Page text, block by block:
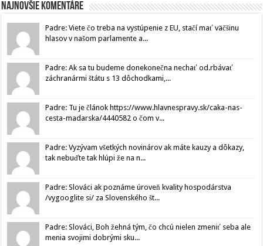
Najnovšie komentáre
Padre: Viete čo treba na vystúpenie z EU, stačí mať väčšinu
hlasov v našom parlamente a...
Padre: Ak sa tu budeme donekonečna nechať od.rbávať
záchranármi štátu s 13 dôchodkami,...
Padre: Tu je článok https://www.hlavnespravy.sk/caka-nas-
cesta-madarska/4440582 o čom v...
Padre: Vyzývam všetkých novinárov ak máte kauzy a dôkazy,
tak nebuďte tak hlúpi že na n...
Padre: Slováci ak poznáme úroveň kvality hospodárstva
/vygooglite si/ za Slovenského št...
Padre: Slováci, Boh žehná tým, čo chcú nielen zmeniť seba ale
menia svojimi dobrými sku...